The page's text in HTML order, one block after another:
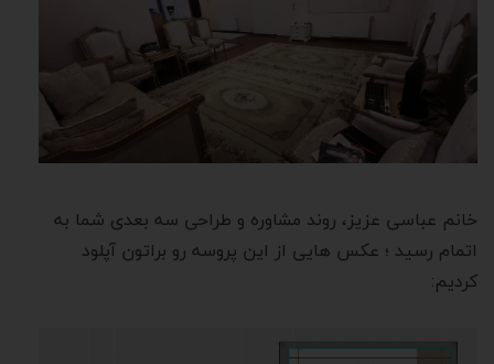
خانم عباسی عزیز، روند مشاوره و طراحی سه بعدی شما به
اتمام رسید ؛ عکس هایی از این پروسه رو براتون آپلود
کردیم: